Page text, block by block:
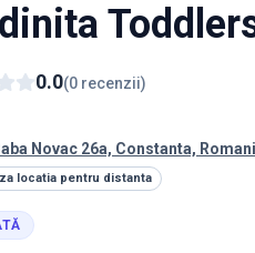
0.0(0 recenzii)
Novac 26a, Constanta,
locatia pentru distanta